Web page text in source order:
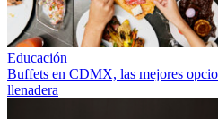
Educación
Buffets en CDMX, las mejores
llenadera